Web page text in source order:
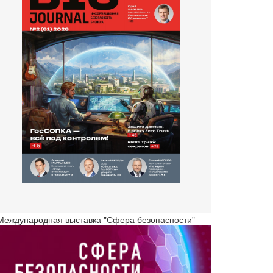
выставка "Сфера безопасности" -